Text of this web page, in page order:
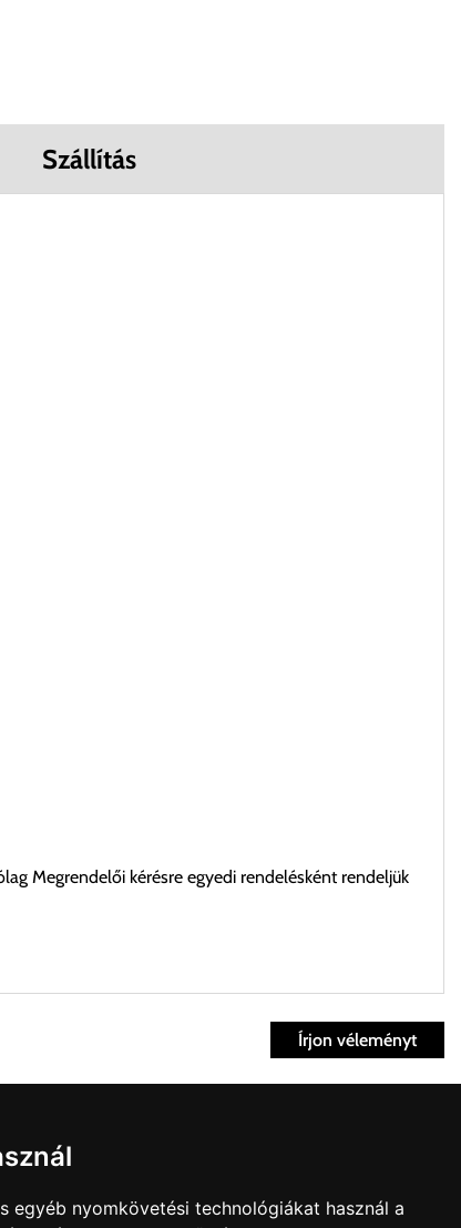
egyéb nyomkövetési technológiákat használ a
Szállítás
Megrendelői kérésre egyedi rendelésként rendeljük
Írjon véleményt
Bevásárlókosár